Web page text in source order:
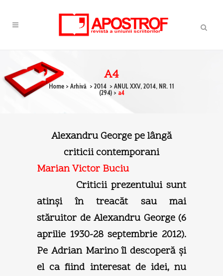
A4
Home > Arhivă > 2014 > ANUL XXV, 2014, NR. 11
(294)> a4
Alexandru George pe lângă
criticii contemporani
Marian Victor Buciu
Criticii prezentului sunt
atinşi în treacăt sau mai
stăruitor de Alexandru George (6
aprilie 1930-28 septembrie 2012).
Pe Adrian Marino îl descoperă şi
el ca fiind interesat de idei, nu